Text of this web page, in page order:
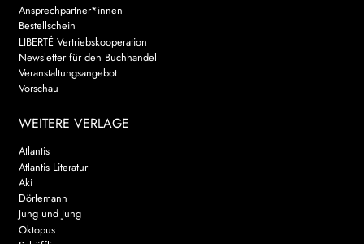
Ansprechpartner*innen
Bestellschein
LIBERTÉ Vertriebskooperation
Newsletter für den Buchhandel
Veranstaltungsangebot
Vorschau
WEITERE VERLAGE
Atlantis
Atlantis Literatur
Aki
Dörlemann
Jung und Jung
Oktopus